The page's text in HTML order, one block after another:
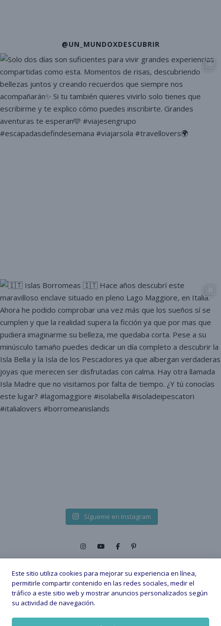
@UN_MUNDOXDESCUBRIR
Sígueme en Instagram
2026 © - All Rights Reserved. |
Este sitio utiliza cookies para mejorar su experiencia en línea,
permitirle compartir contenido en las redes sociales, medir el
tráfico a este sitio web y mostrar anuncios personalizados según
su actividad de navegación.